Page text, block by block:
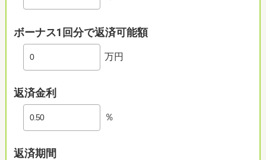
ボーナス1回分で返済可能額
万円
返済金利
％
返済期間